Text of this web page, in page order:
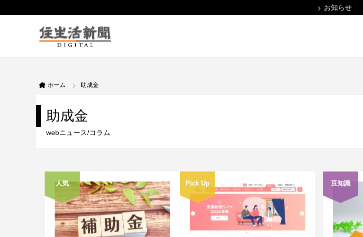
お知らせ
ホーム 助成金
助成金
webニュース/コラム
人気 Pick Up 豆知識